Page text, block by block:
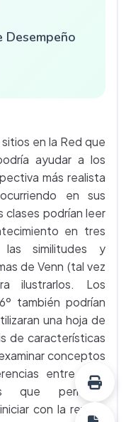
Desempeño
sitios en la Red que
ayudar a los
más realista
en sus
clases podrían leer
en tres
las similitudes y
de Venn (tal vez
ilustrarlos. Los
también podrían
una hoja de
de características
conceptos
entre ellos
que permitan
con la revista